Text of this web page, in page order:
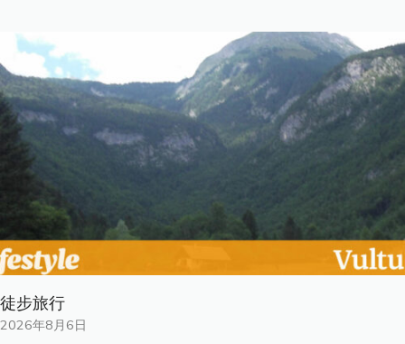
徒步旅行
2026年8月6日